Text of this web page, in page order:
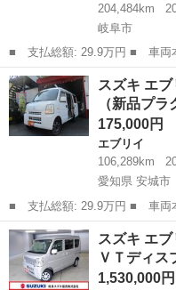
204,484km
岐阜市
■ 支払総額: 29.9万円 ■ 車両本体価格： 269,000 円 ■ メーカー
名： スズキ ■ 車種名： エ
ターボスペシャル 両側パワ
ミングチェー...
岐阜 岐阜市 エブリイ
スズキ エ
（新品プ
175,000円
エブリイ
106,289km
愛知県 安城市
■ 支払総額: 29.9万円 ■ 車両本体価格： 175,000 円 ■ メーカー
名： スズキ ■ 車種名： エ
ーボ 車検２年 （新品プラ
ム 交換） ５...
愛知 安城市 エブリイ
スズキ エ
ＶＴディ
1,530,000円